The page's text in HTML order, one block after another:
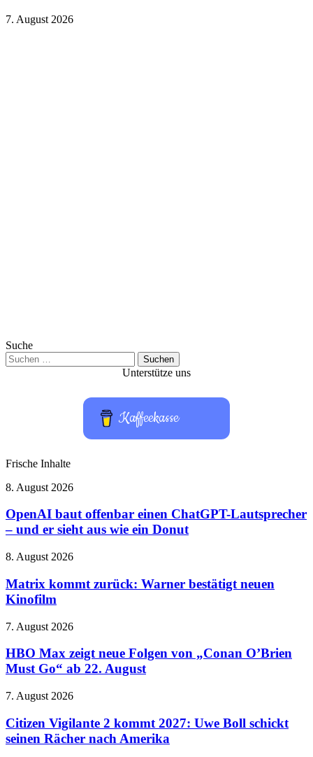
7. August 2026
Suche
Suchen
nach:
Unterstütze uns
Kaffeekasse
Frische Inhalte
OpenAI
offenbar
einen
ChatGPT-
–
er
sieht
wie
Donut
8. August 2026
OpenAI baut offenbar einen ChatGPT-Lautsprecher
– und er sieht aus wie ein Donut
Matrix
zurück:
Warner
bestätigt
Kinofilm
8. August 2026
Matrix kommt zurück: Warner bestätigt neuen
Kinofilm
HBO
zeigt
neue
Folgen
„Conan
Must
Go“
7. August 2026
HBO Max zeigt neue Folgen von „Conan O’Brien
Must Go“ ab 22. August
Citizen
2
kommt
2027:
7. August 2026
Citizen Vigilante 2 kommt 2027: Uwe Boll schickt
seinen Rächer nach Amerika